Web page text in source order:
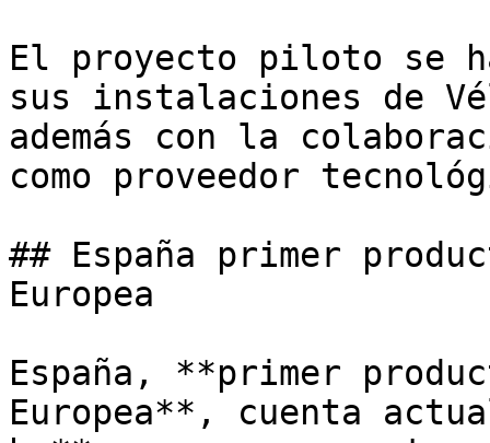
El proyecto piloto se
sus instalaciones de
además con la
como proveedor
## España primer
Europea
España, **primer
Europea**, cuenta